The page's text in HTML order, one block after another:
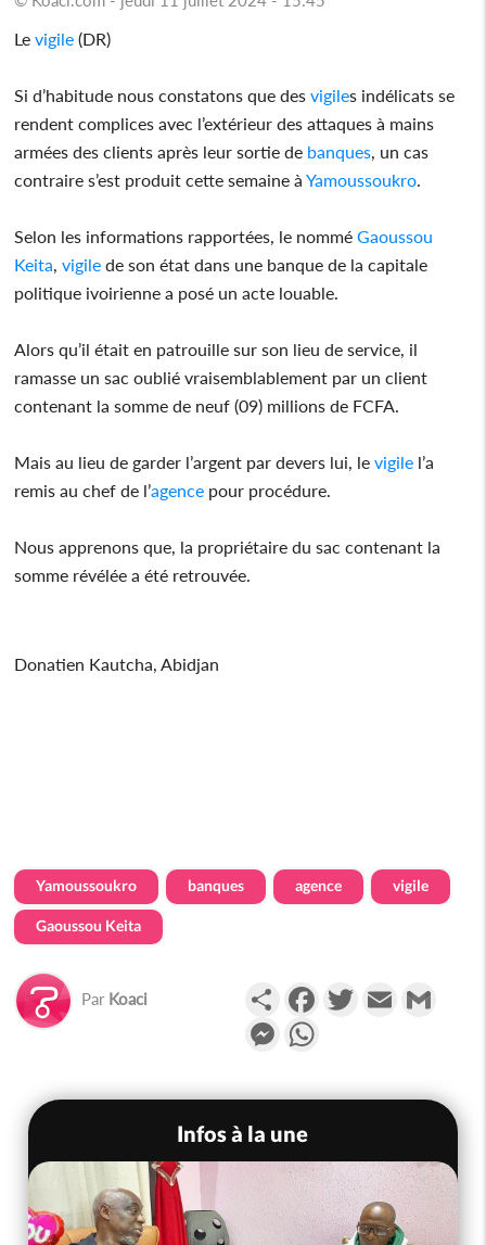
Levigile (DR)
Si d’habitude nous constatons que desvigiles indélicats se
rendent complices avec l’extérieur des attaques à mains
armées des clients après leur sortie de banques , un cas
contraire s’est produit cette semaine àYamoussoukro
Selon les informations rapportées, le nomméGaoussou
Keita ,vigile de son état dans une banque de la capitale
politique ivoirienne a posé un acte louable.
Alors qu’il était en patrouille sur son lieu de service, il
ramasse un sac oublié vraisemblablement par un client
contenant la somme de neuf (09) millions de FCFA.
Mais au lieu de garder l’argent par devers lui, levigile l’a
remis au chef de l’agence pour procédure.
Nous apprenons que, la propriétaire du sac contenant la
somme révélée a été retrouvée.
Donatien Kautcha, Abidjan
Yamoussoukro banques agence vigile
Gaoussou Keita
Par Koaci PartagerFacebookTwitterEmail
Messenger
Infos à la une